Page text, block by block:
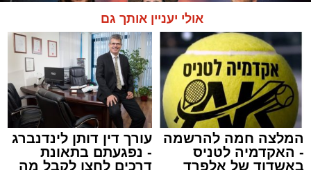
המרכז למורשת
מנהל האתר / 10:42 06.08.26
אולי יעניין אותך גם
המלצה חמה להרשמה
- האקדמיה לטניס
באשדוד של אלפרד
עורך דין דותן לינדנברג
- נפגעתם בתאונת
דרכים לחצו לקבל מה